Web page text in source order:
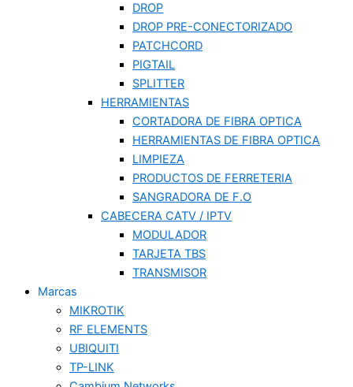
DROP
DROP PRE-CONECTORIZADO
PATCHCORD
PIGTAIL
SPLITTER
HERRAMIENTAS
CORTADORA DE FIBRA OPTICA
HERRAMIENTAS DE FIBRA OPTICA
LIMPIEZA
PRODUCTOS DE FERRETERIA
SANGRADORA DE F.O
CABECERA CATV / IPTV
MODULADOR
TARJETA TBS
TRANSMISOR
Marcas
MIKROTIK
RF ELEMENTS
UBIQUITI
TP-LINK